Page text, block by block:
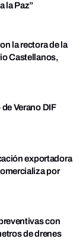
la Paz”
la rectora de la
Castellanos,
Verano DIF
exportadora
por
con
de drenes